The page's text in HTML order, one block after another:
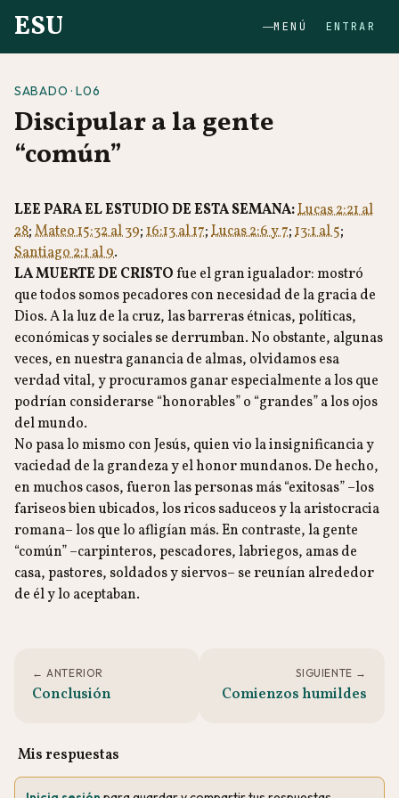
ESU MENÚ ENTRAR
SABADO · L06
Discipular a la gente
“común”
LEE PARA EL ESTUDIO DE ESTA SEMANA:Lucas 2:21 al
28;Mateo 15:32 al 39;16:13 al 17;Lucas 2:6 y 7;13:1 al 5;
Santiago 2:1 al 9.
LA MUERTE DE CRISTOfue el gran igualador: mostró
que todos somos pecadores con necesidad de la gracia de
Dios. A la luz de la cruz, las barreras étnicas, políticas,
económicas y sociales se derrumban. No obstante, algunas
veces, en nuestra ganancia de almas, olvidamos esa
verdad vital, y procuramos ganar especialmente a los que
podrían considerarse “honorables” o “grandes” a los ojos
del mundo.
No pasa lo mismo con Jesús, quien vio la insignificancia y
vaciedad de la grandeza y el honor mundanos. De hecho,
en muchos casos, fueron las personas más “exitosas” –los
fariseos bien ubicados, los ricos saduceos y la aristocracia
romana– los que lo afligían más. En contraste, la gente
“común” –carpinteros, pescadores, labriegos, amas de
casa, pastores, soldados y siervos– se reunían alrededor
de él y lo aceptaban.
← ANTERIOR
Conclusión
SIGUIENTE →
Comienzos humildes
Mis respuestas